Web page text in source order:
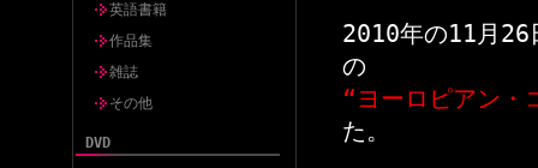
英語書籍
作品集
雑誌
その他
DVD
2010年の11月26
の
“ヨーロピアン・
た。